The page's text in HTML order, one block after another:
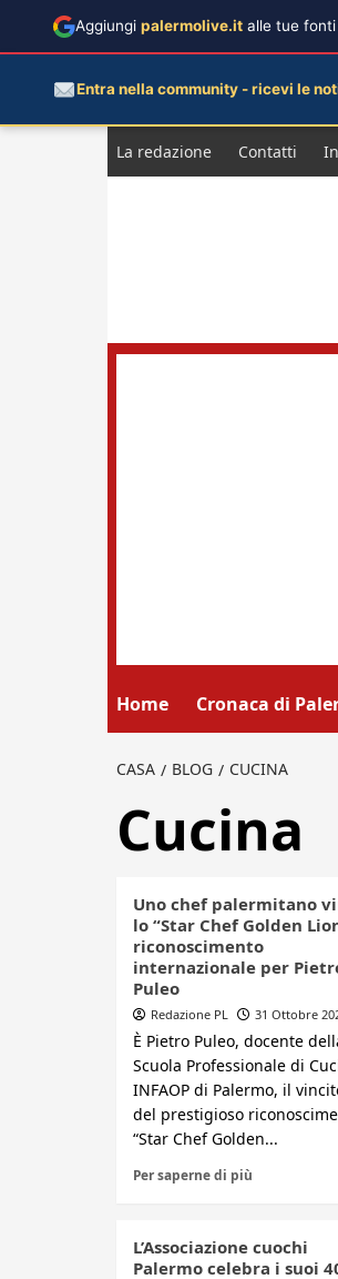
La redazione Contatti
Home Cronaca di
CASA BLOG CUCINA
Cucina
Uno chef palermitano
lo “Star Chef Golden
riconoscimento
internazionale per
Puleo
Redazione PL 31 Ottobre
È Pietro Puleo, docente
Scuola Professionale di
INFAOP di Palermo, il
del prestigioso
“Star Chef Golden...
Per saperne di più
L’Associazione cuochi
Palermo celebra i suoi
Aggiungi palermolive.it alle tue
Entra nella community - ricevi le